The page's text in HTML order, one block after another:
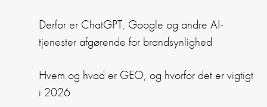
Derfor er ChatGPT, Google og andre AI-
tjenester afgørende for brandsynlighed
Hvem og hvad er GEO, og hvorfor det er vigtigt
i 2026